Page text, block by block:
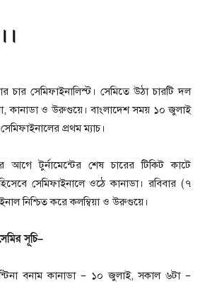
সেমিফাইনালিস্ট। সেমিতে উঠা চারটি দল
,কানাডা ও উরুগুয়ে। বাংলাদেশ সময় ১০ জুলাই
প্রথম ম্যাচ।
আগে টুর্নামেন্টের শেষ চারের টিকিট কাটে
সেমিফাইনালে ওঠে কানাডা। রবিবার (৭
নিশ্চিত করে কলম্বিয়া ও উরুগুয়ে।
সূচি–
বনাম কানাডা – ১০ জুলাই,সকাল ৬টা–